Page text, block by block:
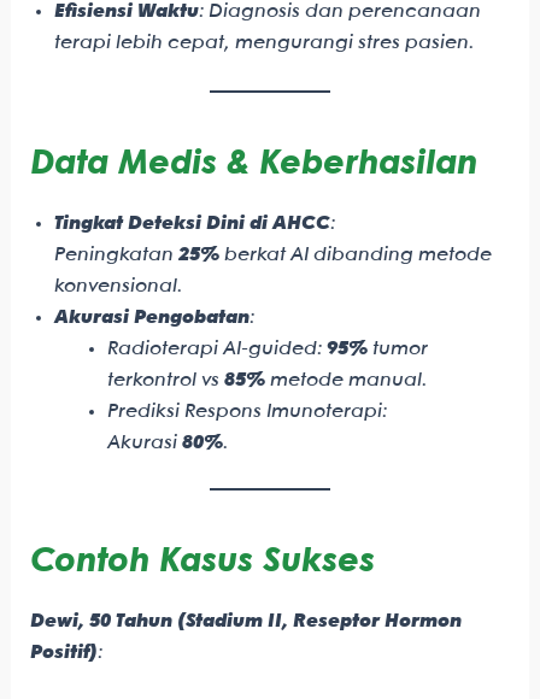
Efisiensi Waktu: Diagnosis dan perencanaan
terapi lebih cepat, mengurangi stres pasien.
Data Medis & Keberhasilan
Tingkat Deteksi Dini di AHCC:
Peningkatan 25%berkat AI dibanding metode
konvensional.
Akurasi Pengobatan:
Radioterapi AI-guided: 95%tumor
terkontrol vs 85%metode manual.
Prediksi Respons Imunoterapi:
Akurasi 80%.
Contoh Kasus Sukses
Dewi, 50 Tahun (Stadium II, Reseptor Hormon
Positif):